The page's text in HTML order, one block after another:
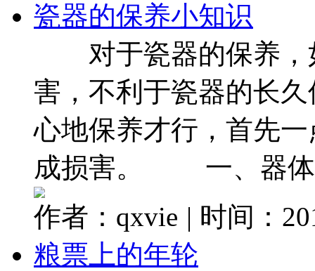
瓷器的保养小知识
对于瓷器的保养，
害，不利于瓷器的长
心地保养才行，首先
成损害。 一、器
作者：qxvie | 时间：
粮票上的年轮